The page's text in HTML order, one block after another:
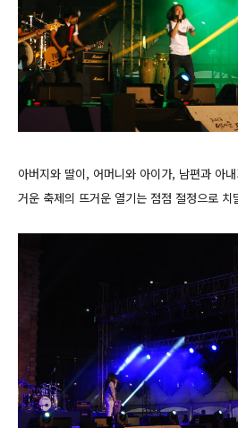
아버지와 딸이, 어머니와 아이가, 남편과 아
거운 축제의 뜨거운 열기는 점점 절정으로 치